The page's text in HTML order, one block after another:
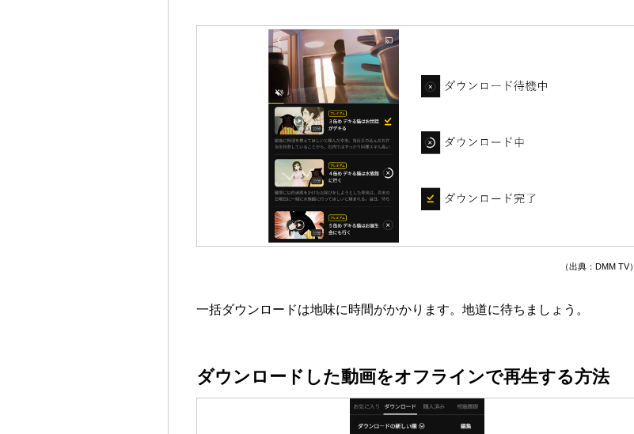
（出典：DMM TV）
一括ダウンロードは地味に時間がかかります。地道に待ちましょう。
ダウンロードした動画をオフラインで再生する方法